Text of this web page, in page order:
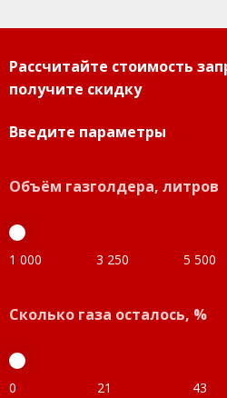
Рассчитайте стоимость
получите скидку
Введите параметры
Объём газголдера, литров
1 000 3 250 5 500
Сколько газа осталось, %
0 21 43